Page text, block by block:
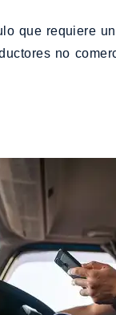
que requiere
no